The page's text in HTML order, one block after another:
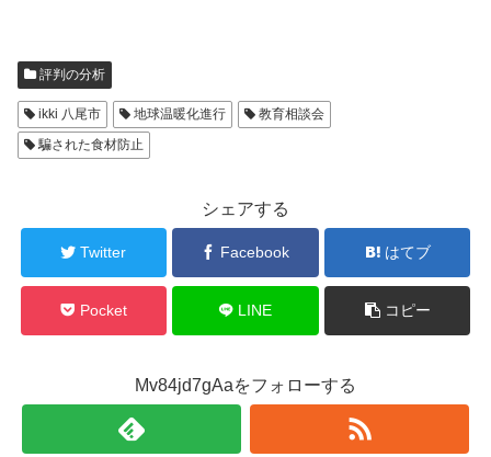
評判の分析
ikki 八尾市 地球温暖化進行
教育相談会
騙された食材防止
シェアする
Twitter Facebook はてブ
Pocket LINE コピー
Mv84jd7gAaをフォローする